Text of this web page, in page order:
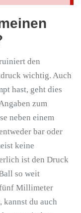
den
wichtig. Auch
hast, geht dies
zum
neben einem
bar oder
keine
ist den Druck
so weit
fünf Millimeter
kannst du auch